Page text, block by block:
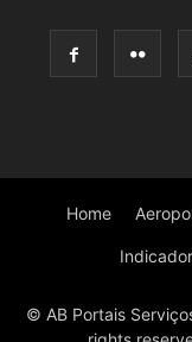
Home
© AB Portais